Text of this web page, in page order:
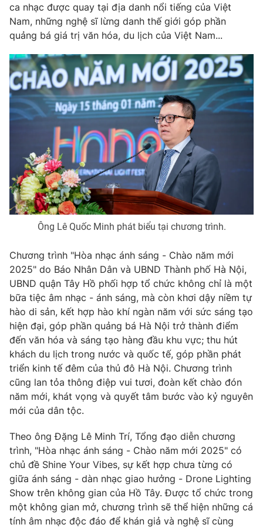
Theo dõi báo trên
Cơ quan chủ quản:Đài Truyền hình Việt Nam
Cơ quan báo chí:Thời báo VTV
Giấy phép hoạt động báo in và báo điện tử số 483/GP-BTTTT
cấp ngày 29/12/2023
Tổng Biên tập:Vũ Thanh Thủy
Phó Tổng Biên tập:Nguyễn Thị Mỹ Hạnh, Phạm Quốc Thắng,
Nguyễn Trọng Ninh
Ðiện thoại Thời báo VTV:024.66 897 897
Email:
toasoan@vtv.vn
Liên hệ quảng cáo:
024-7300.7108
® Cấm sao chép dưới mọi hình thức nếu không có sự chấp
thuận bằng văn bản. Ghi rõ nguồn VTV.vn khi phát hành lại
thông tin từ website này.
ca nhạc được quay tại địa danh nổi tiếng của Việt
Nam, những nghệ sĩ lừng danh thế giới góp phần
quảng bá giá trị văn hóa, du lịch của Việt Nam...
Ông Lê Quốc Minh phát biểu tại chương trình.
Chương trình "Hòa nhạc ánh sáng - Chào năm mới
2025" do Báo Nhân Dân và UBND Thành phố Hà Nội,
UBND quận Tây Hồ phối hợp tổ chức không chỉ là một
bữa tiệc âm nhạc - ánh sáng, mà còn khơi dậy niềm tự
hào di sản, kết hợp hào khí ngàn năm với sức sáng tạo
hiện đại, góp phần quảng bá Hà Nội trở thành điểm
đến văn hóa và sáng tạo hàng đầu khu vực; thu hút
khách du lịch trong nước và quốc tế, góp phần phát
triển kinh tế đêm của thủ đô Hà Nội. Chương trình
cũng lan tỏa thông điệp vui tươi, đoàn kết chào đón
năm mới, khát vọng và quyết tâm bước vào kỷ nguyên
mới của dân tộc.
Theo ông Đặng Lê Minh Trí, Tổng đạo diễn chương
trình, "Hòa nhạc ánh sáng - Chào năm mới 2025" có
chủ đề Shine Your Vibes, sự kết hợp chưa từng có
giữa ánh sáng - dàn nhạc giao hưởng - Drone Lighting
Show trên không gian của Hồ Tây. Được tổ chức trong
một không gian mở, chương trình sẽ thể hiện những cá
tính âm nhạc độc đáo để khán giả và nghệ sĩ cùng